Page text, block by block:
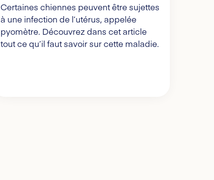
Certaines chiennes peuvent être sujettes
à une infection de l’utérus, appelée
pyomètre. Découvrez dans cet article
tout ce qu’il faut savoir sur cette maladie.